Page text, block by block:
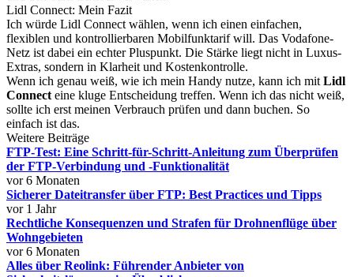
Lidl Connect: Mein Fazit
Ich würde Lidl Connect wählen, wenn ich einen einfachen,
flexiblen und kontrollierbaren Mobilfunktarif will. Das Vodafone-
Netz ist dabei ein echter Pluspunkt. Die Stärke liegt nicht in Luxus-
Extras, sondern in Klarheit und Kostenkontrolle.
Wenn ich genau weiß, wie ich mein Handy nutze, kann ich mit Lidl
Connect eine kluge Entscheidung treffen. Wenn ich das nicht weiß,
sollte ich erst meinen Verbrauch prüfen und dann buchen. So
einfach ist das.
Weitere Beiträge
FTP-Test: Eine Schritt-für-Schritt-Anleitung zum Überprüfen
der FTP-Verbindung und -Funktionalität
vor 6 Monaten
Sicherer Dateitransfer über FTP: Best Practices und Tipps
vor 1 Jahr
Rechtliche Konsequenzen und Strafen für Drohnenflüge über
Wohngebieten
vor 6 Monaten
Alles über Reolink: Führender Anbieter von